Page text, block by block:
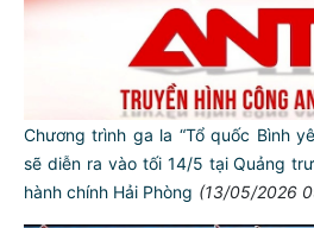
Chương trình ga la “Tổ quốc Bình
sẽ diễn ra vào tối 14/5 tại Quảng
hành chính Hải Phòng (13/05/2026